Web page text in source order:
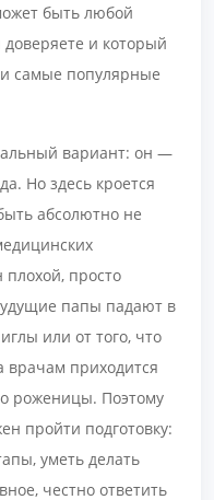
быть любой
и который
самые популярные
вариант: он —
Но здесь кроется
абсолютно не
просто
папы падают в
или от того, что
врачам приходится
роженицы. Поэтому
пройти подготовку:
уметь делать
честно ответить